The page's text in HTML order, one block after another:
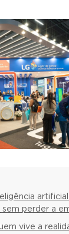
perder a
vive a